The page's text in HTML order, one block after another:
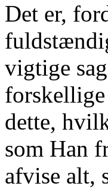
Det er,
vigtige
dette,
som Han
afvise alt,